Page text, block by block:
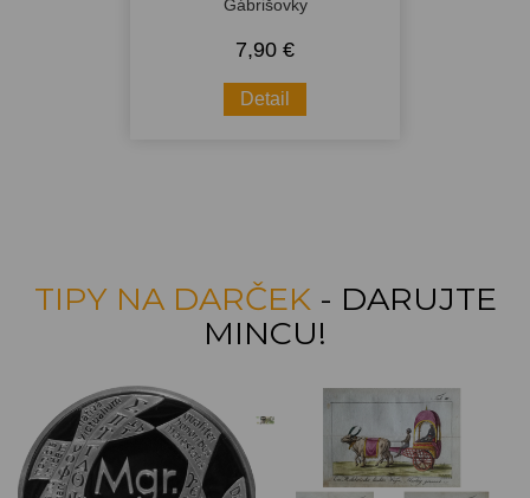
Gábrišovky
7,90 €
Detail
TIPY NA DARČEK- DARUJTE
MINCU!